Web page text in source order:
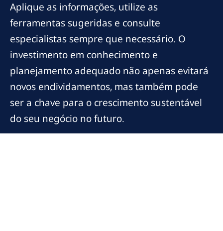
Aplique as informações, utilize as
ferramentas sugeridas e consulte
especialistas sempre que necessário. O
investimento em conhecimento e
planejamento adequado não apenas evitará
novos endividamentos, mas também pode
ser a chave para o crescimento sustentável
do seu negócio no futuro.